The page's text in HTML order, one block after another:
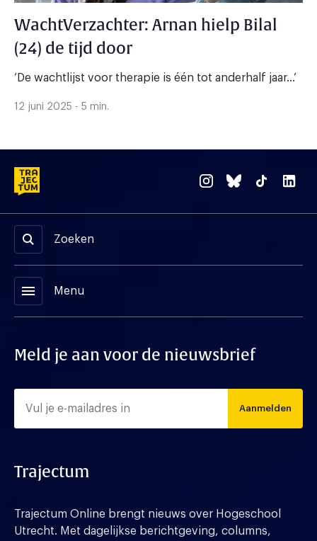
WachtVerzachter: Arnan hielp Bilal
(24) de tijd door
‘De wachtlijst voor therapie is één tot anderhalf jaar...’
12 juni 2025 - 5 min.
Zoeken
menu Menu
Meld je aan voor de nieuwsbrief
Aanmelden
Trajectum
Trajectum Online brengt nieuws over Hogeschool
Utrecht. Met dagelijkse berichtgeving, columns,